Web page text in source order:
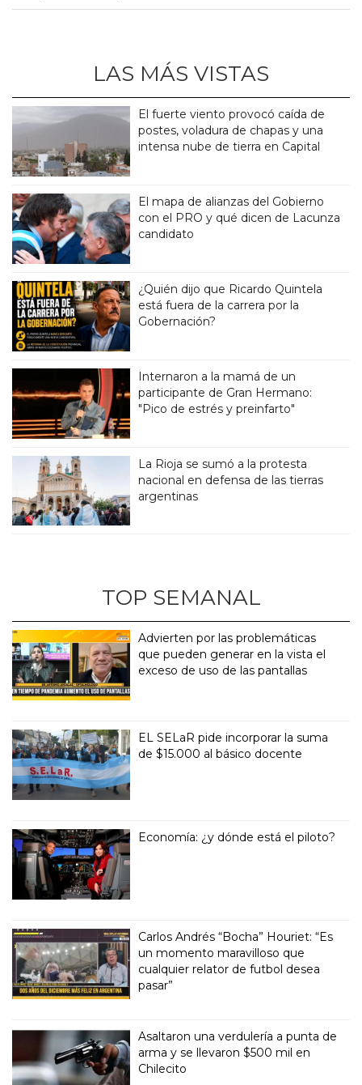
LAS MÁS VISTAS
El fuerte viento provocó caída de
postes, voladura de chapas y una
intensa nube de tierra en Capital
El mapa de alianzas del Gobierno
con el PRO y qué dicen de Lacunza
candidato
¿Quién dijo que Ricardo Quintela
está fuera de la carrera por la
Gobernación?
Internaron a la mamá de un
participante de Gran Hermano:
"Pico de estrés y preinfarto"
La Rioja se sumó a la protesta
nacional en defensa de las tierras
argentinas
TOP SEMANAL
Advierten por las problemáticas
que pueden generar en la vista el
exceso de uso de las pantallas
EL SELaR pide incorporar la suma
de $15.000 al básico docente
Economía: ¿y dónde está el piloto?
Carlos Andrés “Bocha” Houriet: “Es
un momento maravilloso que
cualquier relator de futbol desea
pasar”
Asaltaron una verdulería a punta de
arma y se llevaron $500 mil en
Chilecito